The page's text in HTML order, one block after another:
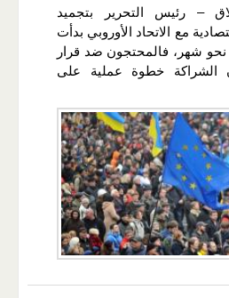
– رئيس التحرير بتجميد
مع الاتحاد الأوروبي بدأت
نحو شهر، فالمحتجون ضد قرار
الشراكة خطوة عملية على